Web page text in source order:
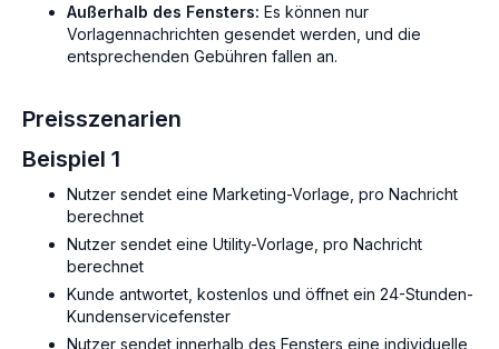
Außerhalb des Fensters: Es können nur
Vorlagennachrichten gesendet werden, und die
entsprechenden Gebühren fallen an.
Preisszenarien
Beispiel 1
Nutzer sendet eine Marketing-Vorlage, pro Nachricht
berechnet
Nutzer sendet eine Utility-Vorlage, pro Nachricht
berechnet
Kunde antwortet, kostenlos und öffnet ein 24-Stunden-
Kundenservicefenster
Nutzer sendet innerhalb des Fensters eine individuelle